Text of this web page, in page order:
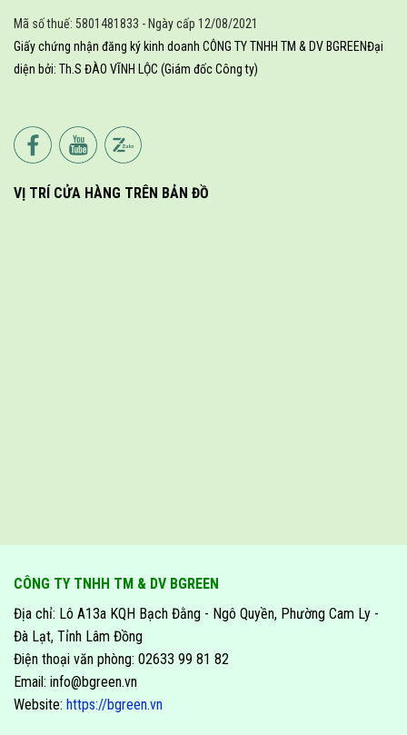
Mã số thuế: 5801481833 - Ngày cấp 12/08/2021
Giấy chứng nhận đăng ký kinh doanh CÔNG TY TNHH TM & DV BGREENĐại
diện bởi: Th.S ĐÀO VĨNH LỘC (Giám đốc Công ty)
VỊ TRÍ CỬA HÀNG TRÊN BẢN ĐỒ
CÔNG TY TNHH TM & DV BGREEN
Địa chỉ: Lô A13a KQH Bạch Đằng - Ngô Quyền, Phường Cam Ly -
Đà Lạt, Tỉnh Lâm Đồng
Điện thoại văn phòng: 02633 99 81 82
Email: info@bgreen.vn
Website: https://bgreen.vn